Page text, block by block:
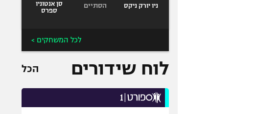
ניו יורק ניקס הסתיים
סן אנטוניו
ספרס
לכל המשחקים >
לוח שידורים הכל